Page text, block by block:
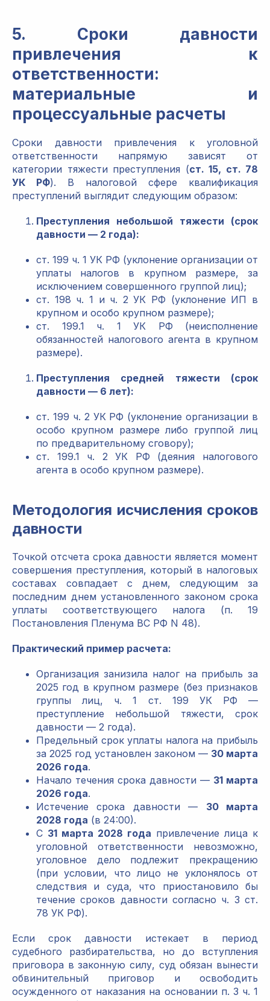
5. Сроки давности
привлечения к
ответственности:
материальные и
процессуальные расчеты
Сроки давности привлечения к уголовной
ответственности напрямую зависят от
категории тяжести преступления (ст. 15, ст. 78
УК РФ). В налоговой сфере квалификация
преступлений выглядит следующим образом:
Преступления небольшой тяжести (срок
давности — 2 года):
ст. 199 ч. 1 УК РФ (уклонение организации от
уплаты налогов в крупном размере, за
исключением совершенного группой лиц);
ст. 198 ч. 1 и ч. 2 УК РФ (уклонение ИП в
крупном и особо крупном размере);
ст. 199.1 ч. 1 УК РФ (неисполнение
обязанностей налогового агента в крупном
размере).
Преступления средней тяжести (срок
давности — 6 лет):
ст. 199 ч. 2 УК РФ (уклонение организации в
особо крупном размере либо группой лиц
по предварительному сговору);
ст. 199.1 ч. 2 УК РФ (деяния налогового
агента в особо крупном размере).
Методология исчисления сроков
давности
Точкой отсчета срока давности является момент
совершения преступления, который в налоговых
составах совпадает с днем, следующим за
последним днем установленного законом срока
уплаты соответствующего налога (п. 19
Постановления Пленума ВС РФ N 48).
Практический пример расчета:
Организация занизила налог на прибыль за
2025 год в крупном размере (без признаков
группы лиц, ч. 1 ст. 199 УК РФ —
преступление небольшой тяжести, срок
давности — 2 года).
Предельный срок уплаты налога на прибыль
за 2025 год установлен законом — 30 марта
2026 года.
Начало течения срока давности — 31 марта
2026 года.
Истечение срока давности — 30 марта
2028 года (в 24:00).
С 31 марта 2028 года привлечение лица к
уголовной ответственности невозможно,
уголовное дело подлежит прекращению
(при условии, что лицо не уклонялось от
следствия и суда, что приостановило бы
течение сроков давности согласно ч. 3 ст.
78 УК РФ).
Если срок давности истекает в период
судебного разбирательства, но до вступления
приговора в законную силу, суд обязан вынести
обвинительный приговор и освободить
осужденного от наказания на основании п. 3 ч. 1